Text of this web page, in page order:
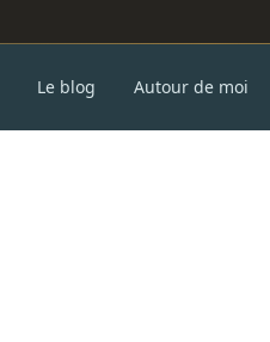
Le blog Autour de moi